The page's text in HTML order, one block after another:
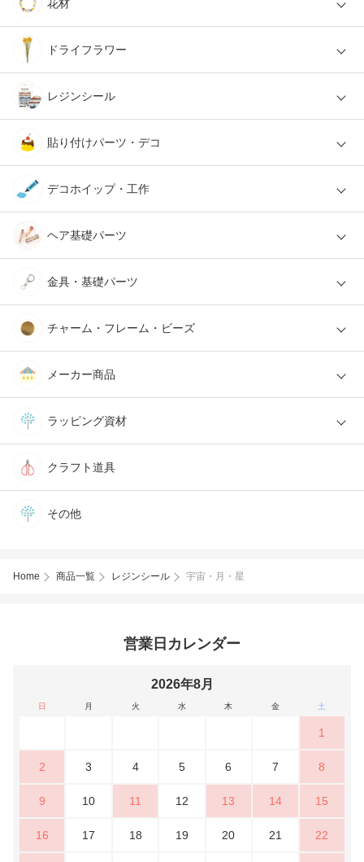
花材
ドライフラワー
レジンシール
貼り付けパーツ・デコ
デコホイップ・工作
ヘア基礎パーツ
金具・基礎パーツ
チャーム・フレーム・ビーズ
メーカー商品
ラッピング資材
クラフト道具
その他
Home 商品一覧 レジンシール 宇宙・月・星
営業日カレンダー
2026年8月
日 月 火 水 木 金 土
1
2 3 4 5 6 7 8
9 10 11 12 13 14 15
16 17 18 19 20 21 22